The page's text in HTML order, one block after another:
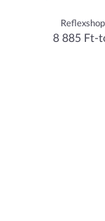
Reflexshop
8 885 Ft-